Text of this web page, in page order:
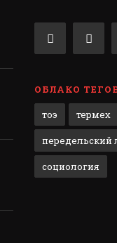
ОБЛАКО
тоэ
термех
передельский
социология